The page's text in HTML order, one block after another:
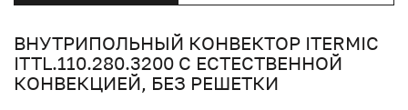
ВНУТРИПОЛЬНЫЙ КОНВЕКТОР ITERMIC
ITTL.110.280.3200 С ЕСТЕСТВЕННОЙ
КОНВЕКЦИЕЙ, БЕЗ РЕШЕТКИ